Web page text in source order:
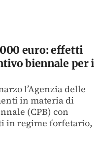
euro: effetti
biennale per i
l’Agenzia delle
in materia di
(CPB) con
in regime forfetario,